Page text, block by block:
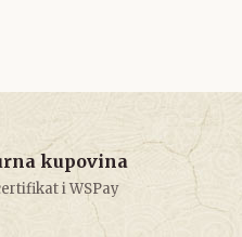
kupovina
i WSPay